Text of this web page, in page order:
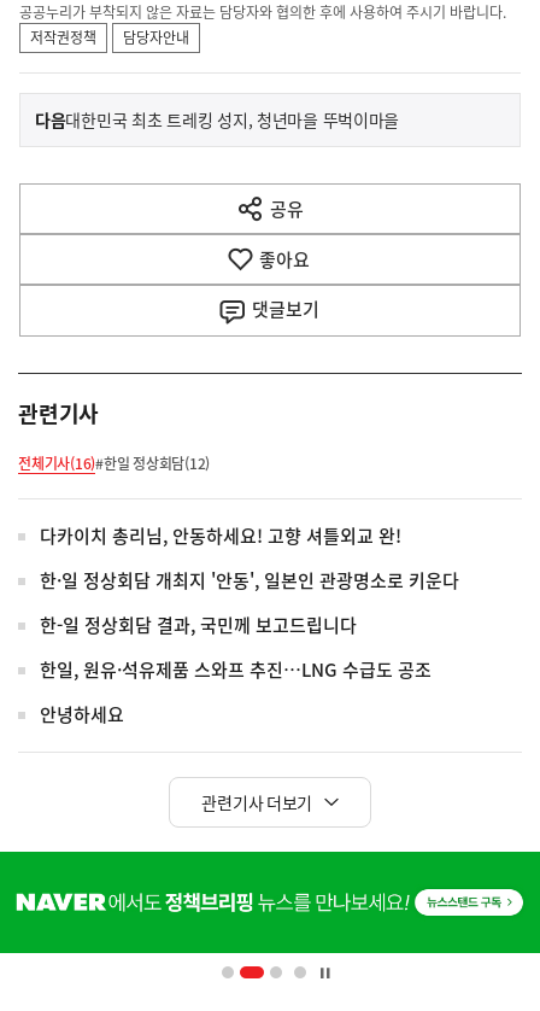
공공누리가 부착되지 않은 자료는 담당자와 협의한 후에 사용하여 주시기 바랍니다.
저작권정책
담당자안내
이
전
다
음
다음기
사
대한민국 최초 트레킹 성지, 청년마을 뚜벅이마을
공유
열
기
좋아요
댓글보기
관련기사
전체기사(16)#한일 정상회담(12)
다카이치 총리님, 안동하세요! 고향 셔틀외교 완!
한·일 정상회담 개최지 '안동', 일본인 관광명소로 키운다
한-일 정상회담 결과, 국민께 보고드립니다
한일, 원유·석유제품 스와프 추진…LNG 수급도 공조
안녕하세요
관련기사 더보기
단
배